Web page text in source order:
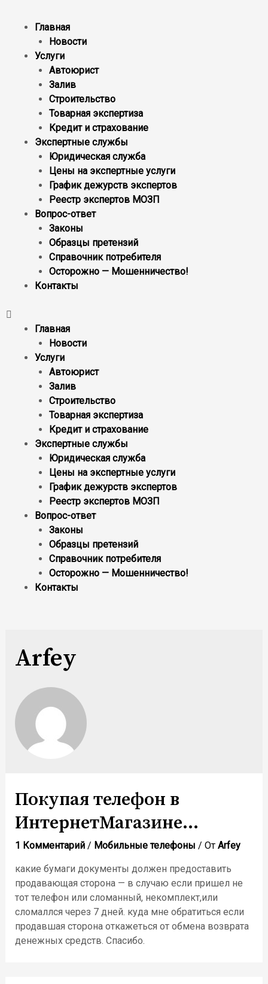
Главная
Новости
Услуги
Автоюрист
Залив
Строительство
Товарная экспертиза
Кредит и страхование
Экспертные службы
Юридическая служба
Цены на экспертные услуги
График дежурств экспертов
Реестр экcпертов МОЗП
Вопрос-ответ
Законы
Образцы претензий
Справочник потребителя
Осторожно — Мошенничество!
Контакты
Главная
Новости
Услуги
Автоюрист
Залив
Строительство
Товарная экспертиза
Кредит и страхование
Экспертные службы
Юридическая служба
Цены на экспертные услуги
График дежурств экспертов
Реестр экcпертов МОЗП
Вопрос-ответ
Законы
Образцы претензий
Справочник потребителя
Осторожно — Мошенничество!
Контакты
Arfey
Покупая телефон в
ИнтернетМагазине…
1 Комментарий / Мобильные телефоны / От Arfey
какие бумаги документы должен предоставить
продавающая сторона — в случаю если пришел не
тот телефон или сломанный, некомплект,или
сломаллся через 7 дней. куда мне обратиться если
продавшая сторона откажеться от обмена возврата
денежных средств. Спасибо.